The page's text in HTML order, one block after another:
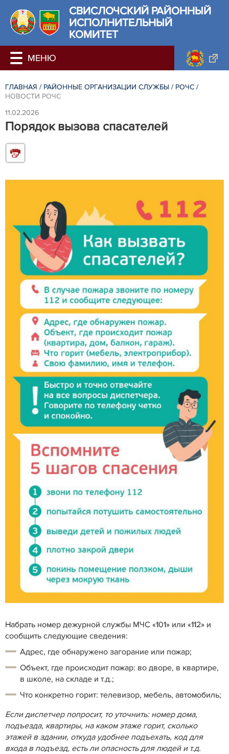
СВИСЛОЧСКИЙ РАЙОННЫЙ
ИСПОЛНИТЕЛЬНЫЙ
КОМИТЕТ
ГЛАВНАЯ / РАЙОННЫЕ ОРГАНИЗАЦИИ СЛУЖБЫ / РОЧС /
НОВОСТИ РОЧС
11.02.2026
Порядок вызова спасателей
Набрать номер дежурной службы МЧС «101» или «112» и
сообщить следующие сведения:
Адрес, где обнаружено загорание или пожар;
Объект, где происходит пожар: во дворе, в квартире,
в школе, на складе и т.д.;
Что конкретно горит: телевизор, мебель, автомобиль;
Если диспетчер попросит, то уточнить: номер дома,
подъезда, квартиры, на каком этаже горит, сколько
этажей в здании, откуда удобнее подъехать, код для
входа в подъезд, есть ли опасность для людей и т.д.